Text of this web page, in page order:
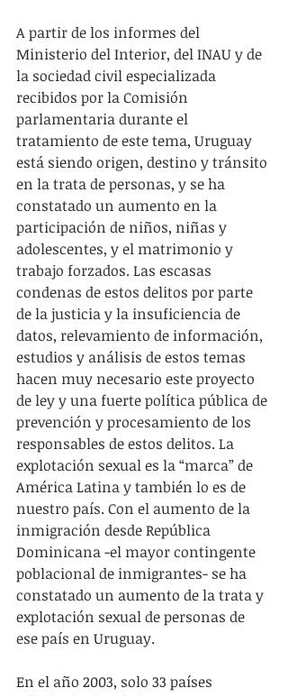
A partir de los informes del
Ministerio del Interior, del INAU y de
la sociedad civil especializada
recibidos por la Comisión
parlamentaria durante el
tratamiento de este tema, Uruguay
está siendo origen, destino y tránsito
en la trata de personas, y se ha
constatado un aumento en la
participación de niños, niñas y
adolescentes, y el matrimonio y
trabajo forzados. Las escasas
condenas de estos delitos por parte
de la justicia y la insuficiencia de
datos, relevamiento de información,
estudios y análisis de estos temas
hacen muy necesario este proyecto
de ley y una fuerte política pública de
prevención y procesamiento de los
responsables de estos delitos. La
explotación sexual es la “marca” de
América Latina y también lo es de
nuestro país. Con el aumento de la
inmigración desde República
Dominicana -el mayor contingente
poblacional de inmigrantes- se ha
constatado un aumento de la trata y
explotación sexual de personas de
ese país en Uruguay.
En el año 2003, solo 33 países